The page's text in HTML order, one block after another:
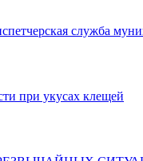
служба
при укусах клещей